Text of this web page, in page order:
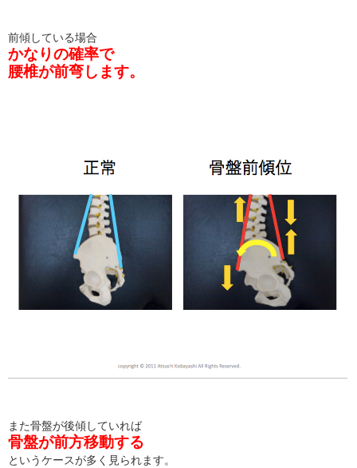
前傾している場合
かなりの確率で
腰椎が前弯します。
また骨盤が後傾していれば
骨盤が前方移動する
というケースが多く見られます。